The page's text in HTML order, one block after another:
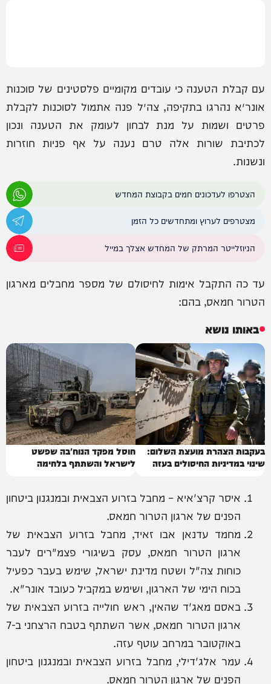
עם קבלת הטענה כי עובדים מקומיים פלסטינים של סוכנות
אונר״א נהרגו בתקיפה, צה״ל פנה אתמול לסוכנות לקבלת
פרטים ושמות על מנת לבחון לעומק את הטענה ונכון
לכתיבת שורות אלה טרם נענה על אף פניות חוזרות
ונשנות.
הצטרפו לעדכונים חמים בקבוצת המחדש
מצטרפים לערוץ ומתחדשים כל הזמן
הניוזלייטר המרתק של המחדש אצלך במייל
עד כה התקבל אימות לחיסולם של מספר מחבלים מארגון
הטרור חמאס, בהם:
באותו נושא
בעקבות הצהרת מועצת השלום:
שינוי במדיניות החיסולים בעזה
חוסל מפקד הנוח'בה שפשט
לישראל והשתתף בלחימה
איסר קרצ'איא – מחבל בזרוע הצבאית ובמנגנון ביטחון
הפנים של ארגון הטרור חמאס.
מחמד עדנאן אבו זאיד, מחבל בזרוע הצבאית של
ארגון הטרור חמאס, עסק בשיגורי פצמ"רים לעבר
כוחות צה"ל ושטח מדינת ישראל, שימש בעבר כפעיל
בכוח הימי של הארגון, ושימש במקביל כעובד אונר"א.
באסם מאג'ד שהאין, ראש חולייה בזרוע הצבאית של
ארגון הטרור חמאס, אשר השתתף בטבח הרצחני ב-7
באוקטובר במרחב עוטף עזה.
עמר אלג'דילי, מחבל בזרוע הצבאית ובמנגנון ביטחון
הפנים של ארגון הטרור חמאס.